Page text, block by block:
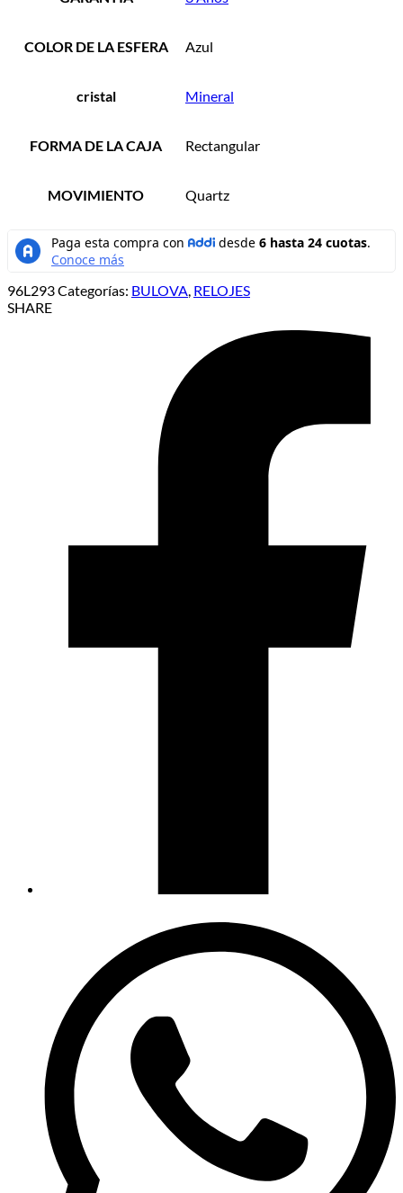
COLOR DE LA ESFERA Azul
cristal Mineral
FORMA DE LA CAJA Rectangular
MOVIMIENTO Quartz
96L293Categorías: BULOVA RELOJES
SHARE